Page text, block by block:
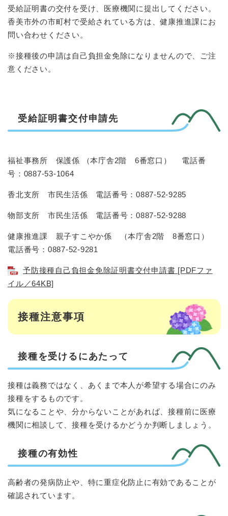
受給証明書の交付を受け、医療機関に提出してください。
香美市外の市町村で受給されている方は、健康推進課にお
問い合わせください。
※接種後の申請は自己負担金免除になりませんので、ご注
意ください。
受給証明書交付申請先
福祉事務所 保護係 （本庁舎2階 6番窓口） 電話番
号：0887-53-1064
香北支所 市民生活係 電話番号：0887-52-9285
物部支所 市民生活係 電話番号：0887-52-9288
健康推進課 親子すこやか係 （本庁舎2階 8番窓口）
電話番号：0887-52-9281
予防接種自己負担金免除証明書交付申請書 [PDFファ
イル／64KB]
接種注意事項
接種を受けるにあたって
接種は義務ではなく、あくまで本人が希望する場合にのみ
接種をするものです。
気になることや、分からないことがあれば、接種前に医療
機関に相談して、接種を受けるかどうか判断しましょう。
接種の有効性
高齢者の発病防止や、特に重症化防止に有効であることが
確認されています。